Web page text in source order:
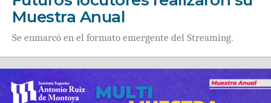
Muestra Anual
Se enmarcó en el formato emergente del Streaming.